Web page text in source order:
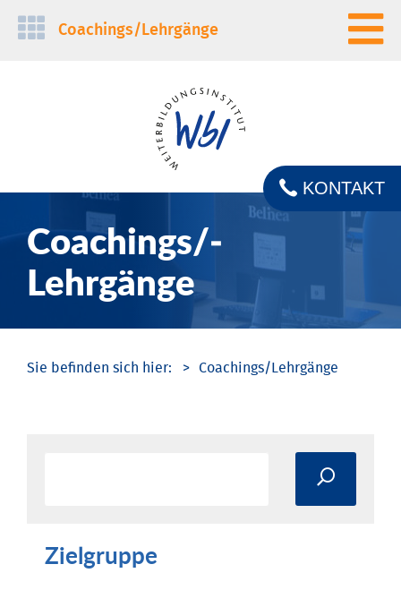
Navigation
Coachings/­Lehrgänge
Coachings/­
Lehrgänge
KONTAKT
Coachings/­Lehrgänge
Zielgruppe